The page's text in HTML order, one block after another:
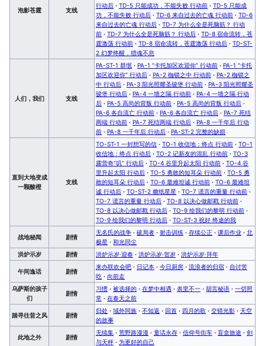
泡影苍霆 支线
行动后 · TD-5 只能成功，不能失败 行动前 · TD-5 只能成
功，不能失败 行动后 · TD-6 来自过去的亡魂 行动前 · TD-6
来自过去的亡魂 行动后 · TD-7 为什么全是死脑筋？ 行动
前 · TD-7 为什么全是死脑筋？ 行动后 · TD-8 宿命流转，苍
霆激荡 行动前 · TD-8 宿命流转，苍霆激荡 行动后 · TD-ST-
2 幻梦终醒，猎魂不息
人们，我们 支线
PA-ST-1 群氓 · PA-1 “卡托加区欢迎你” 行动前 · PA-1 “卡托
加区欢迎你” 行动后 · PA-2 枷锁之中 行动前 · PA-2 枷锁之
中 行动后 · PA-3 阳光照耀圣骏堡 行动前 · PA-3 阳光照耀圣
骏堡 行动后 · PA-4 一墙之隔 行动前 · PA-4 一墙之隔 行动
后 · PA-5 高尚的背叛 行动前 · PA-5 高尚的背叛 行动后 ·
PA-6 各自流亡 行动前 · PA-6 各自流亡 行动后 · PA-7 死结
两端 行动前 · PA-7 死结两端 行动后 · PA-8 一千年后 行动
前 · PA-8 一千年后 行动后 · PA-ST-2 完整的缺损
直到大地变成
一颗酸橙
支线
TO-ST-1 一封想写的信 · TO-1 收信地：终点 行动前 · TO-1
收信地：终点 行动后 · TO-2 记新友的混乱 行动前 · TO-3
露营奇“叽” 行动后 · TO-4 谷里升起太阳 行动前 · TO-4 谷
里升起太阳 行动后 · TO-5 勇敢的短耳朵 行动前 · TO-5 勇
敢的短耳朵 行动后 · TO-6 最难坦诚 行动前 · TO-6 最难坦
诚 行动后 · TO-ST-2 糖纸星星 · TO-7 谎言的重量 行动前 ·
TO-7 谎言的重量 行动后 · TO-8 以决心做邮戳 行动前 ·
TO-8 以决心做邮戳 行动后 · TO-9 绘我们的黎明 行动前 ·
TO-9 绘我们的黎明 行动后 · TO-ST-3 祝好 终途的我
战地秘闻 剧情
无名氏的战争 · 破局者 · 射击训练 · 存续公正 · 课后作业 · 北
极星 · 和光同尘
洪炉示岁
剧情 洪炉示岁·迎春 · 洪炉示岁·贺岁 · 洪炉示岁·拜年
午间逸话 剧情
来办联欢会吧 · 日记本 · 今日厨房 · 流浪者的归宿 · 自讨苦
吃 · 向前走
乌萨斯的孩子
们
剧情
习惯 · 被选择的 · 在梦中相遇 · 表里不一 · 胡言秘语 · 一切照
常 · 在春天之前
踏寻往昔之风 剧情
归处 · 域外同族 · 不知返 · 回首 · 四月的歌 · 交错光影 · 天空
的故事
此地之外 剧情
无续集 · 荒野路漫漫 · 童话永存 · 信仰号街车 · 盲盒旅途 · 剑
与天秤 · 为更好的自己